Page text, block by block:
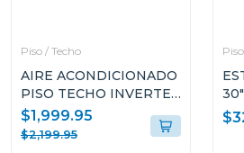
Piso / Techo
AIRE ACONDICIONADO
PISO TECHO INVERTER
HISENSE 52000 BTU
AUV60TR5RF3
$1,999.95
$2,199.95
Piso